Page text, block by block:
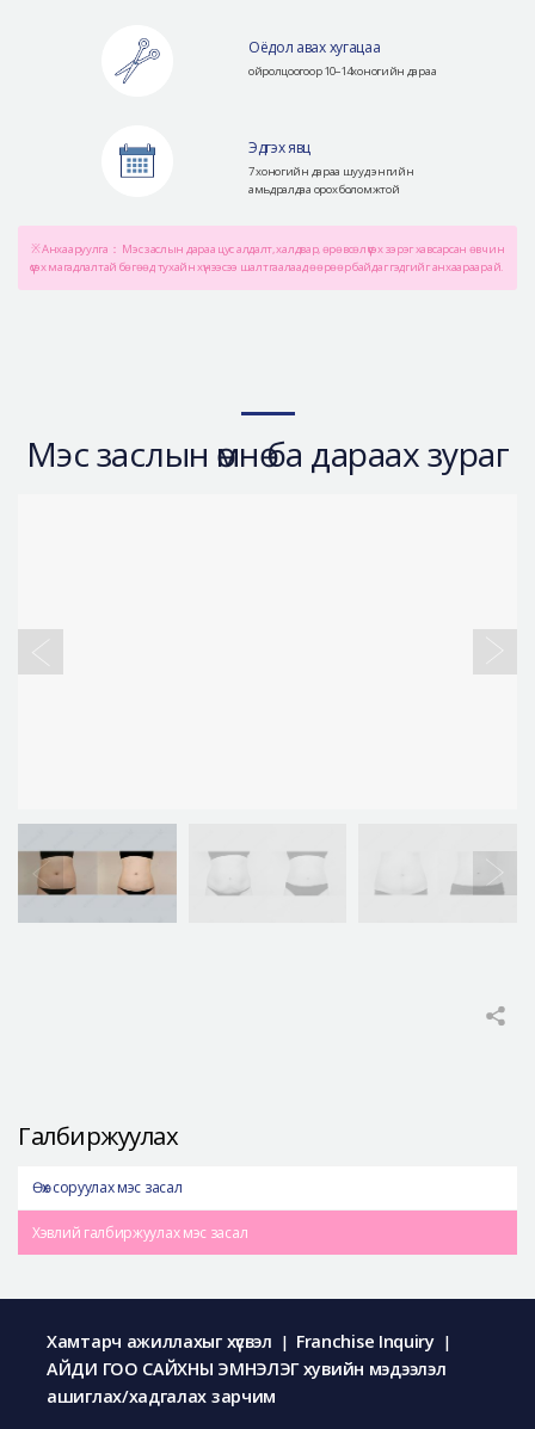
Оёдол авах хугацаа
ойролцоогоор 10~14хоногийн дараа
Эдгэх явц
7 хоногийн дараа шууд энгийн
амьдралдаа орох боломжтой
※ Анхааруулга： Мэс заслын дараа цус алдалт, халдвар, өрөвсөл үүсэх зэрэг хавсарсан өвчин
үүсэх магадлалтай бөгөөд тухайн хүнээсээ шалтгаалаад өөрөөр байдаг гэдгийг анхаараарай.
Мэс заслын өмнө ба дараах зураг
Галбиржуулах
Өөх соруулах мэс засал
Хэвлий галбиржуулах мэс засал
Хамтарч ажиллахыг хүсвэл | Franchise Inquiry |
АЙДИ ГОО САЙХНЫ ЭМНЭЛЭГ хувийн мэдээлэл
ашиглах/хадгалах зарчим